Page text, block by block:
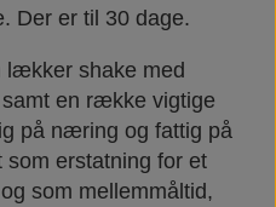
Der er til 30 dage.
lækker shake med
en række vigtige
på næring og fattig på
som erstatning for et
som mellemmåltid,